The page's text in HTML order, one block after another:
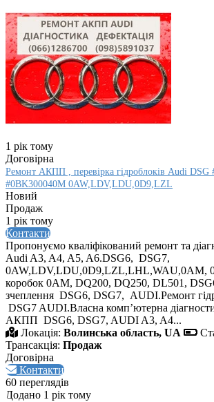
1 рік тому
Договірна
Ремонт АКПП , перевірка гідроблоків Audi DSG
#0BK300040M 0AW,LDV,LDU,0D9,LZL
Новий
Продаж
1 рік тому
Контакти
Пропонуємо кваліфікований ремонт та
Audi A3, A4, A5, A6.DSG6, DSG7,
0AW,LDV,LDU,0D9,LZL,LHL,WAU,0AM,
коробок 0AM, DQ200, DQ250, DL501,
зчеплення DSG6, DSG7, AUDI.Ремонт
DSG7 AUDI.Власна комп’ютерна
АКПП DSG6, DSG7, AUDI A3, A4...
Локація: Волинська область, UA
Трансакція: Продаж
Договірна
Контакти
60 переглядів
Додано 1 рік тому